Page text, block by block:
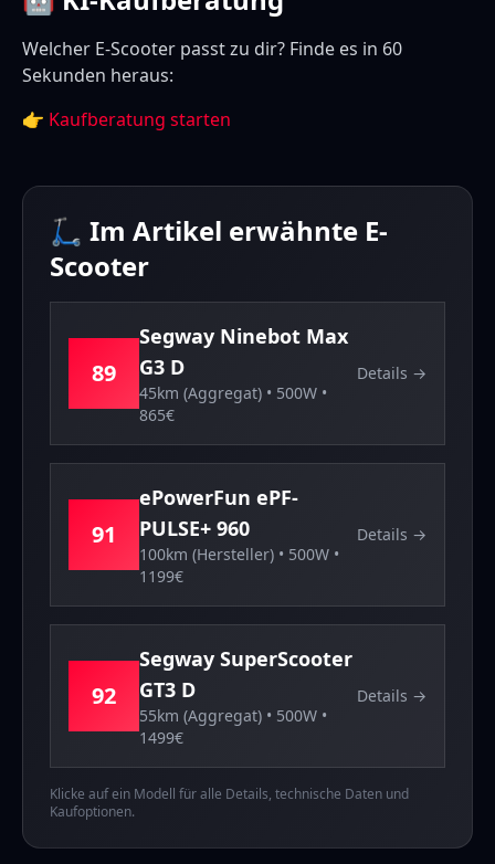
Welcher E-Scooter passt zu dir? Finde es in 60
Sekunden heraus:
👉 Kaufberatung starten
🛴 Im Artikel erwähnte E-
Scooter
89
Segway Ninebot Max
G3 D
45km (Aggregat) • 500W •
865€
Details →
91
ePowerFun ePF-
PULSE+ 960
100km (Hersteller) • 500W •
1199€
Details →
92
Segway SuperScooter
GT3 D
55km (Aggregat) • 500W •
1499€
Details →
Klicke auf ein Modell für alle Details, technische Daten und
Kaufoptionen.